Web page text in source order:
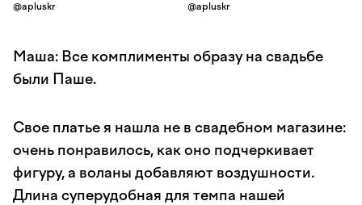
@apluskr @apluskr
Маша: Все комплименты образу на свадьбе
были Паше.
Свое платье я нашла не в свадебном магазине:
очень понравилось, как оно подчеркивает
фигуру, а воланы добавляют воздушности.
Длина суперудобная для темпа нашей